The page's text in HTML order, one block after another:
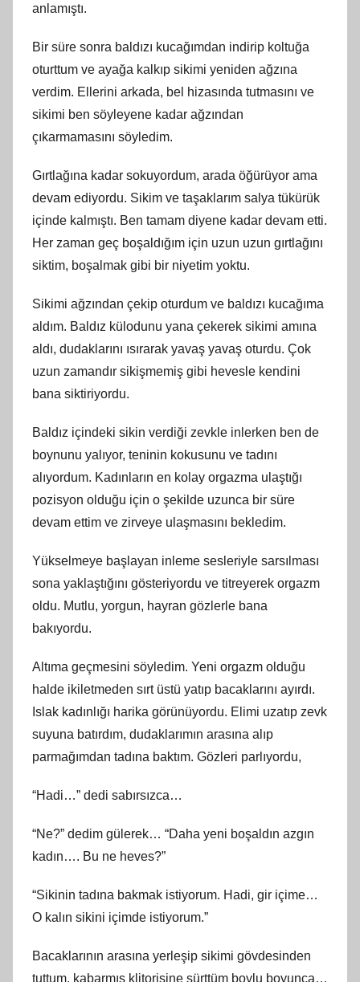
anlamıştı.
Bir süre sonra baldızı kucağımdan indirip koltuğa
oturttum ve ayağa kalkıp sikimi yeniden ağzına
verdim. Ellerini arkada, bel hizasında tutmasını ve
sikimi ben söyleyene kadar ağzından
çıkarmamasını söyledim.
Gırtlağına kadar sokuyordum, arada öğürüyor ama
devam ediyordu. Sikim ve taşaklarım salya tükürük
içinde kalmıştı. Ben tamam diyene kadar devam etti.
Her zaman geç boşaldığım için uzun uzun gırtlağını
siktim, boşalmak gibi bir niyetim yoktu.
Sikimi ağzından çekip oturdum ve baldızı kucağıma
aldım. Baldız külodunu yana çekerek sikimi amına
aldı, dudaklarını ısırarak yavaş yavaş oturdu. Çok
uzun zamandır sikişmemiş gibi hevesle kendini
bana siktiriyordu.
Baldız içindeki sikin verdiği zevkle inlerken ben de
boynunu yalıyor, teninin kokusunu ve tadını
alıyordum. Kadınların en kolay orgazma ulaştığı
pozisyon olduğu için o şekilde uzunca bir süre
devam ettim ve zirveye ulaşmasını bekledim.
Yükselmeye başlayan inleme sesleriyle sarsılması
sona yaklaştığını gösteriyordu ve titreyerek orgazm
oldu. Mutlu, yorgun, hayran gözlerle bana
bakıyordu.
Altıma geçmesini söyledim. Yeni orgazm olduğu
halde ikiletmeden sırt üstü yatıp bacaklarını ayırdı.
Islak kadınlığı harika görünüyordu. Elimi uzatıp zevk
suyuna batırdım, dudaklarımın arasına alıp
parmağımdan tadına baktım. Gözleri parlıyordu,
“Hadi…” dedi sabırsızca…
“Ne?” dedim gülerek… “Daha yeni boşaldın azgın
kadın…. Bu ne heves?”
“Sikinin tadına bakmak istiyorum. Hadi, gir içime…
O kalın sikini içimde istiyorum.”
Bacaklarının arasına yerleşip sikimi gövdesinden
tuttum, kabarmış klitorisine sürttüm boylu boyunca…